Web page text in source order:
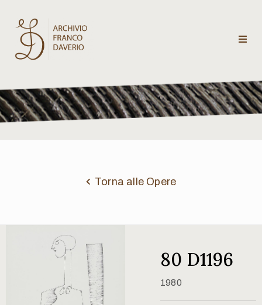
Archivio
Franco
Daverio
critici
Torna alle Opere
80 D1196
1980